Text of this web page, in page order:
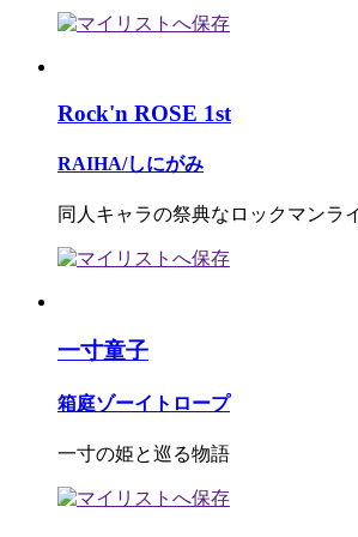
Rock'n ROSE 1st
RAIHA/しにがみ
同人キャラの祭典なロックマンラ
一寸童子
箱庭ゾーイトロープ
一寸の姫と巡る物語